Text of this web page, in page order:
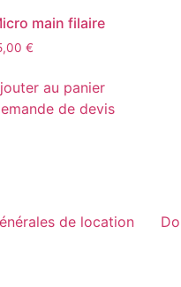
main filaire
€
au panier
de devis
de location